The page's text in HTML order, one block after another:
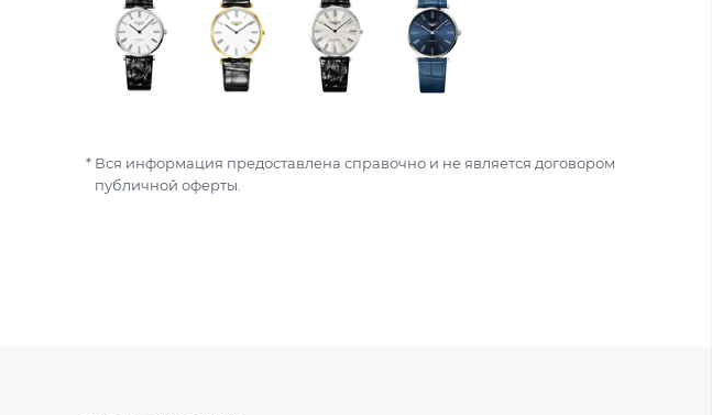
Вся информация предоставлена справочно и не является договором
публичной оферты.